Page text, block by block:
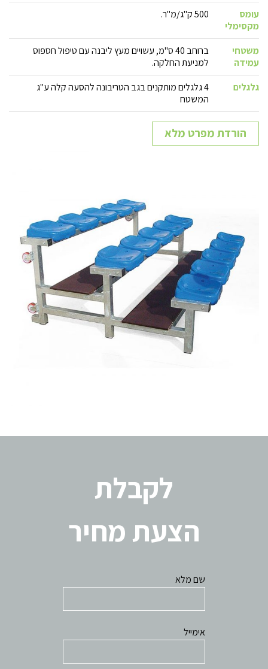
עומס
מקסימלי
500 ק"ג/מ"ר.
משטחי
עמידה
ברוחב 40 ס"מ, עשויים מעץ ליבנה עם טיפול חספוס
למניעת החלקה.
גלגלים
4 גלגלים מותקנים בגב הטריבונה להסעה קלה ע"ג
המשטח
הורדת מפרט מלא
לקבלת
הצעת מחיר
שם מלא
אימייל